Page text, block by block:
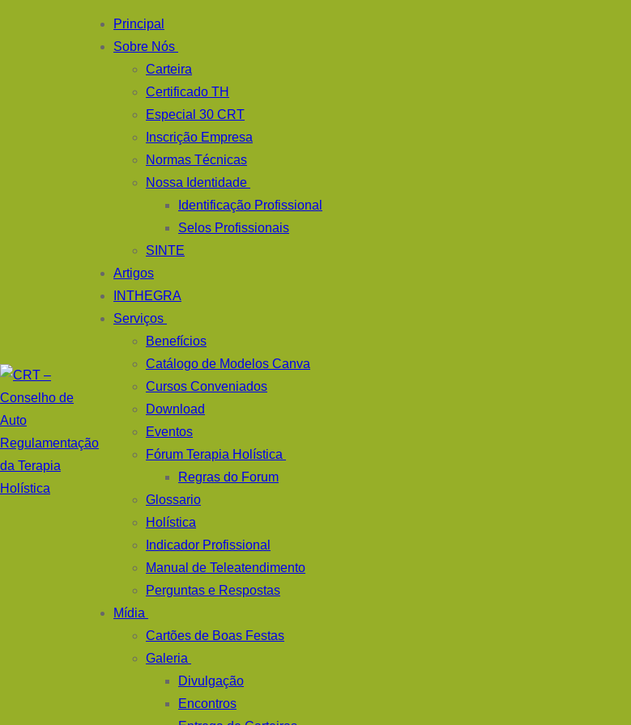
Principal
Sobre Nós
Carteira
Certificado TH
Especial 30 CRT
Inscrição Empresa
Normas Técnicas
Nossa Identidade
Identificação Profissional
Selos Profissionais
SINTE
Artigos
INTHEGRA
Serviços
Benefícios
Catálogo de Modelos Canva
Cursos Conveniados
Download
Eventos
Fórum Terapia Holística
Regras do Forum
Glossario
Holística
Indicador Profissional
Manual de Teleatendimento
Perguntas e Respostas
Mídia
Cartões de Boas Festas
Galeria
Divulgação
Encontros